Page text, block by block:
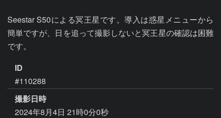
Seestar S50による冥王星です。導入は惑星メニューから
簡単ですが、日を追って撮影しないと冥王星の確認は困難
です。
ID
#110288
撮影日時
2024年8月4日 21時0分0秒